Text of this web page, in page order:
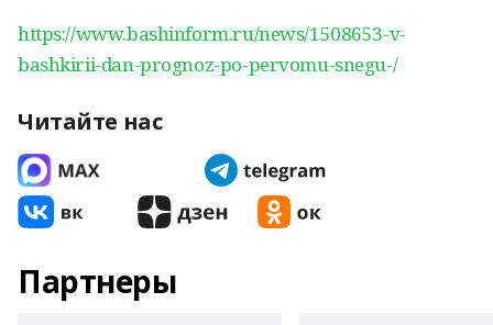
https://www.bashinform.ru/news/1508653-v-
bashkirii-dan-prognoz-po-pervomu-snegu-/
Читайте нас
Партнеры